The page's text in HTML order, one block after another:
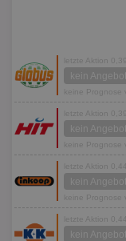
letzte Aktion
kein
keine Prognose
letzte Aktion
kein
keine Prognose
letzte Aktion
kein
keine Prognose
letzte Aktion
kein